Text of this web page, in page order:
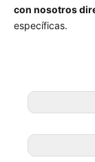
con nosotros
específicas.